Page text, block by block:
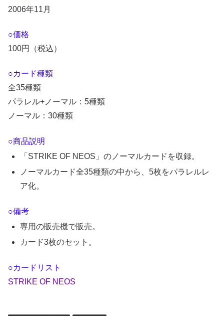
2006年11月
○価格
100円（税込）
○カード種類
全35種類
パラレル+ノーマル：5種類
ノーマル：30種類
○商品説明
「STRIKE OF NEOS」のノーマルカードを収録。
ノーマルカード全35種類の中から、5枚をパラレルレ
ア化。
○備考
専用の販売機で販売。
カード3枚のセット。
○カードリスト
STRIKE OF NEOS